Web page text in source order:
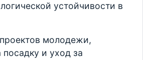
устойчивости в
молодежи,
и уход за